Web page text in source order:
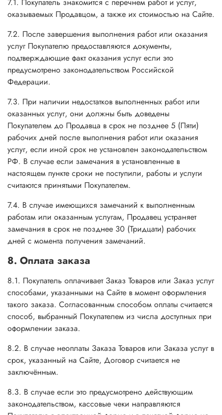
оказываемых Продавцом, а также их стоимостью на Сайте.
7.2. После завершения выполнения работ или оказания
услуг Покупателю предоставляются документы,
подтверждающие факт оказания услуг если это
предусмотрено законодательством Российской
Федерации.
7.3. При наличии недостатков выполненных работ или
оказанных услуг, они должны быть доведены
Покупателем до Продавца в срок не позднее 5 (Пяти)
рабочих дней после выполнения работ или оказания
услуг, если иной срок не установлен законодательством
РФ. В случае если замечания в установленные в
настоящем пункте сроки не поступили, работы и услуги
считаются принятыми Покупателем.
7.4. В случае имеющихся замечаний к выполненным
работам или оказанным услугам, Продавец устраняет
замечания в срок не позднее 30 (Тридцати) рабочих
дней с момента получения замечаний.
8. Оплата заказа
8.1. Покупатель оплачивает Заказ Товаров или Заказ услуг
способами, указанными на Сайте в момент оформления
такого заказа. Согласованным способом оплаты считается
способ, выбранный Покупателем из числа доступных при
оформлении заказа.
8.2. В случае неоплаты Заказа Товаров или Заказа услуг в
срок, указанный на Сайте, Договор считается не
заключённым.
8.3. В случае если это предусмотрено действующим
законодательством, кассовые чеки направляются